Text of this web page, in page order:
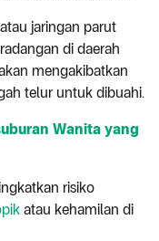
atau jaringan parut
di daerah
mengakibatkan
telur untuk dibuahi.
Wanita yang
risiko
atau kehamilan di